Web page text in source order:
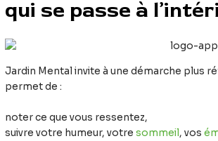
qui se passe à
Jardin Mental invite à une démarche plus
permet de :
noter ce que vous ressentez,
suivre votre humeur, votresommeil, vos